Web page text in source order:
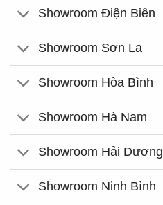
Showroom Điện Biên
Showroom Sơn La
Showroom Hòa Bình
Showroom Hà Nam
Showroom Hải Dương
Showroom Ninh Bình